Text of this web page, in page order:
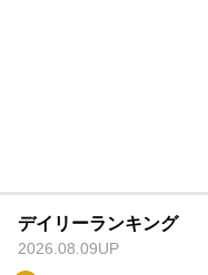
デイリーランキング
2026.08.09UP